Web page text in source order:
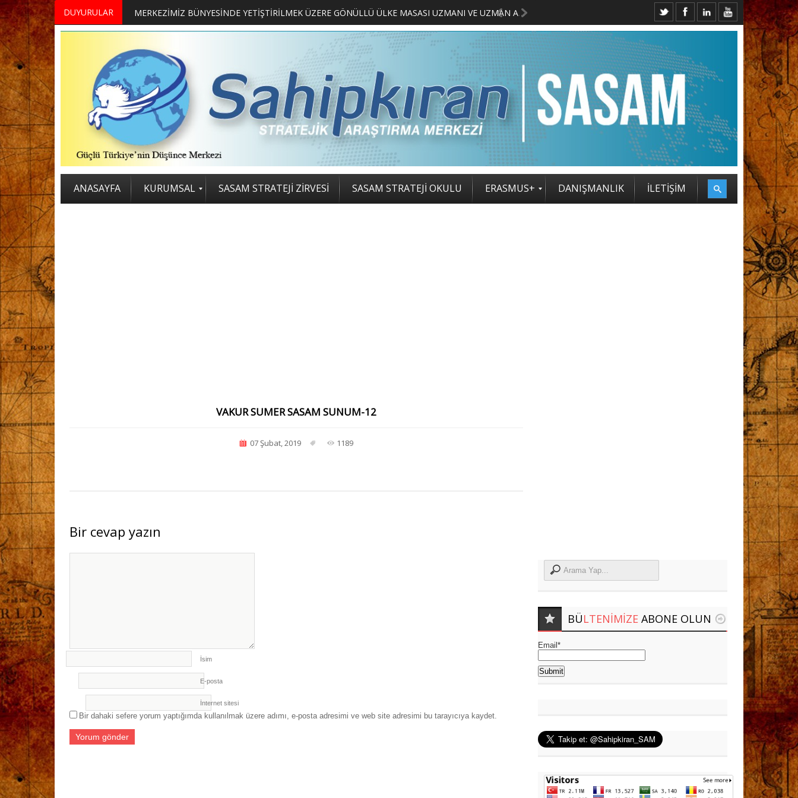
DUYURULAR MERKEZİMİZ BÜNYESİNDE YETİŞTİRİLMEK ÜZERE GÖNÜLLÜ ÜLKE MASASI UZMANI VE UZMAN ADAYLARI ARIYORUZ 2. SASAM STRATEJİ ZİRVESİ KATILIMCILARI BELLİ OLDU
ANASAYFA KURUMSAL SASAM STRATEJİ ZİRVESİ SASAM STRATEJİ OKULU ERASMUS+ DANIŞMANLIK İLETİŞİM
VAKUR SUMER SASAM SUNUM-12
07 Şubat, 2019 1189
Bir cevap yazın
İsim
E-posta
İnternet sitesi
Bir dahaki sefere yorum yaptığımda kullanılmak üzere adımı, e-posta adresimi ve web site adresimi bu tarayıcıya kaydet.
BÜLTENIMIZE ABONE OLUN
Email*